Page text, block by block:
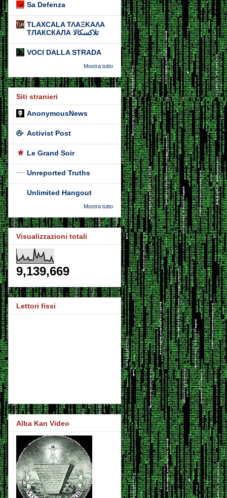
Sa Defenza
TLAXCALA ΤΛΑΞΚΑΛΑ
ТЛАКСКАЛА تلاكسكالا
VOCI DALLA STRADA
Mostra tutto
Siti stranieri
AnonymousNews
Activist Post
Le Grand Soir
Unreported Truths
Unlimited Hangout
Mostra tutto
Visualizzazioni totali
9,139,669
Lettori fissi
Alba Kan Video